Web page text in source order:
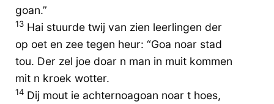
goan.”
13 Hai stuurde twij van zien leerlingen der
op oet en zee tegen heur: “Goa noar stad
tou. Der zel joe doar n man in muit kommen
mit n kroek wotter.
14 Dij mout ie achternoagoan noar t hoes,